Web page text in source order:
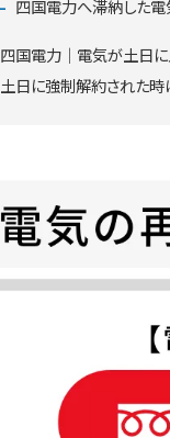
四国電力へ滞納した電
四国電力｜電気が土日に
土日に強制解約された時